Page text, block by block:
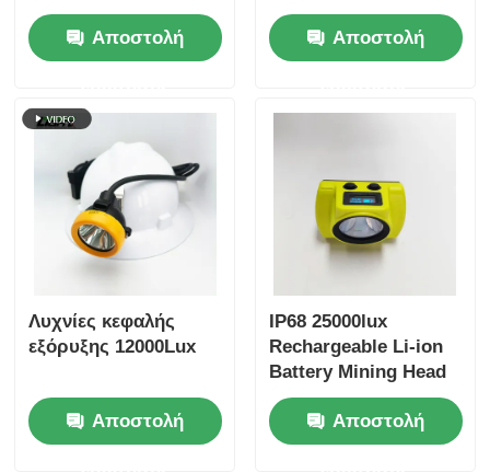
528Lm Προβολέας
ανθρακωρύχων
Αποστολή
Miner Cap Lamp
10000lux 18hrs
Εργασιακό χρόνο
Αποστολή
Λυχνίες κεφαλής
εξόρυξης 12000Lux
Αποστολή
IP68 25000lux
Rechargeable Li-ion
Battery Mining Head
Lamp Miner Lamp
Underground Mine
Led Working Light
Αποστολή